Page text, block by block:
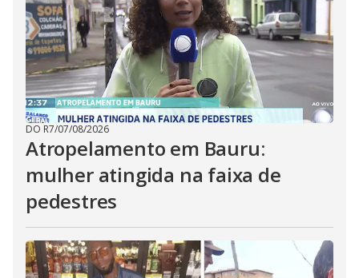
DO R7/07/08/2026
Atropelamento em Bauru:
mulher atingida na faixa de
pedestres